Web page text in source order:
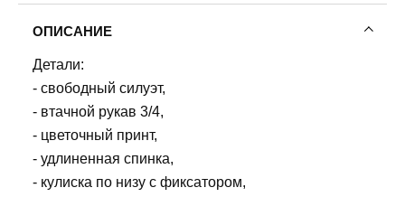
ОПИСАНИЕ
Детали:
- свободный силуэт,
- втачной рукав 3/4,
- цветочный принт,
- удлиненная спинка,
- кулиска по низу с фиксатором,